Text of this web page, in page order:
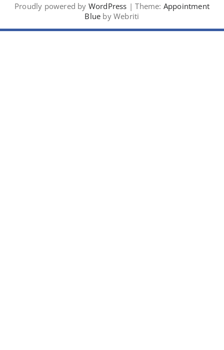
Proudly powered by WordPress | Theme: Appointment
Blue by Webriti